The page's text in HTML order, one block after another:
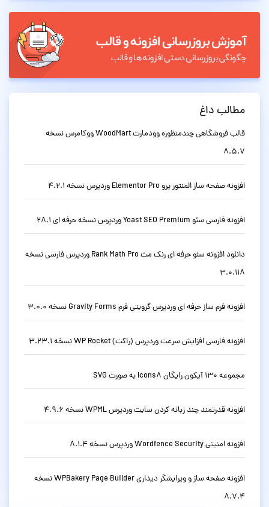
مطالب داغ
قالب فروشگاهی چندمنظوره وودمارت WoodMart ووکامرس نسخه
8.5.7
افزونه صفحه ساز المنتور پرو Elementor Pro وردپرس نسخه 4.2.1
افزونه فارسی سئو Yoast SEO Premium وردپرس نسخه حرفه ای 28.1
دانلود افزونه سئو حرفه ای رنک مث Rank Math Pro وردپرس فارسی نسخه
3.0.118
افزونه فرم ساز حرفه ای وردپرس گرویتی فرم Gravity Forms نسخه 3.0.0
افزونه فارسی افزایش سرعت وردپرس (راکت) WP Rocket نسخه 3.23.1
مجموعه 130 آیکون رایگان Icons8 به صورت SVG
افزونه قدرتمند چند زبانه کردن سایت وردپرس WPML نسخه 4.9.6
افزونه امنیتی Wordfence Security وردپرس نسخه 8.1.4
افزونه صفحه ساز و ویرایشگر دیداری WPBakery Page Builder نسخه
8.7.4